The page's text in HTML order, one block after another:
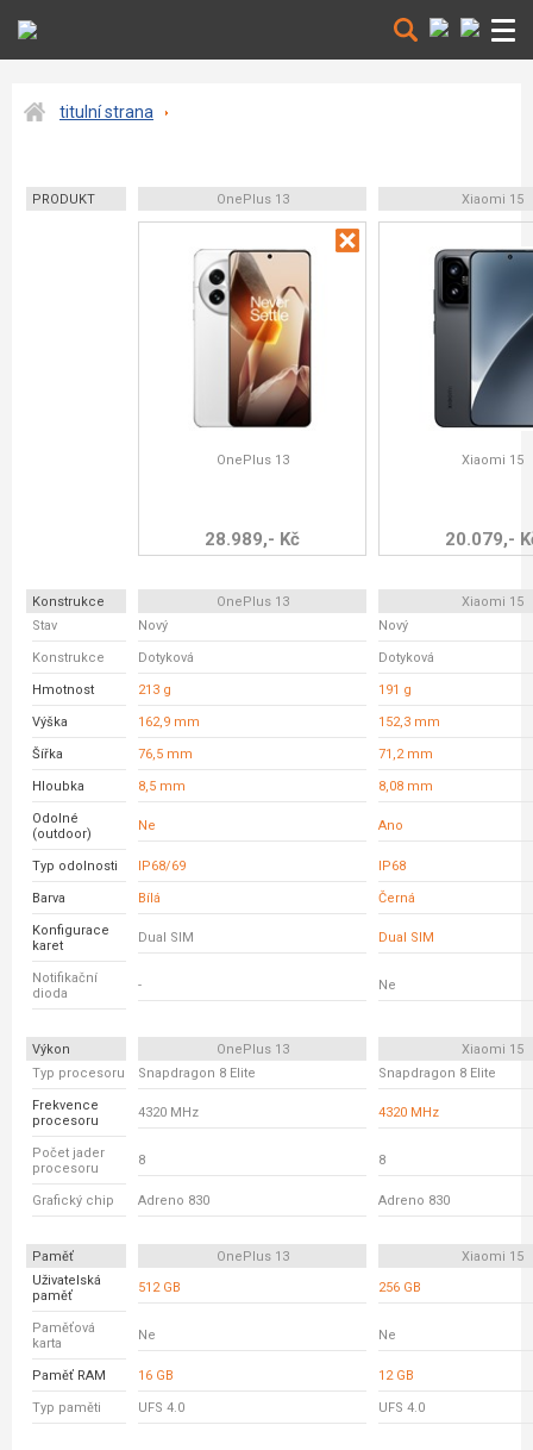
titulní strana
PRODUKT OnePlus 13 Xiaomi 15
OnePlus 13
28.989,- Kč
Xiaomi 15
20.079,-
Konstrukce OnePlus 13
Xiaomi 15
Stav
Nový Nový
Konstrukce Dotyková Dotyková
Hmotnost 213 g 191 g
Výška 162,9 mm 152,3 mm
Šířka 76,5 mm 71,2 mm
Hloubka 8,5 mm 8,08 mm
Odolné
(outdoor)
Ne Ano
Typ odolnosti IP68/69 IP68
Barva Bílá Černá
Konfigurace
karet
Dual SIM Dual SIM
Notifikační
dioda
- Ne
Výkon OnePlus 13
Xiaomi 15
Typ procesoru
Snapdragon 8 Elite Snapdragon 8 Elite
Frekvence
procesoru
4320 MHz 4320 MHz
Počet jader
procesoru
8 8
Grafický chip Adreno 830 Adreno 830
Paměť OnePlus 13
Xiaomi 15
Uživatelská
paměť
512 GB 256 GB
Paměťová
karta
Ne Ne
Paměť RAM 16 GB 12 GB
Typ paměti UFS 4.0 UFS 4.0